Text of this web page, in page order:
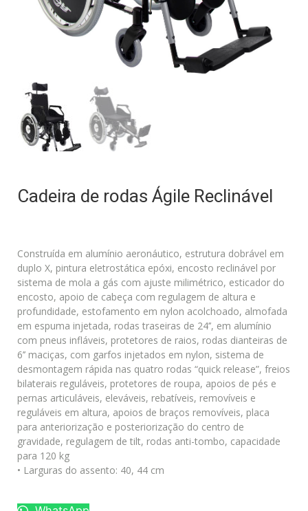
Cadeira de rodas Ágile Reclinável
Construída em alumínio aeronáutico, estrutura dobrável em
duplo X, pintura eletrostática epóxi, encosto reclinável por
sistema de mola a gás com ajuste milimétrico, esticador do
encosto, apoio de cabeça com regulagem de altura e
profundidade, estofamento em nylon acolchoado, almofada
em espuma injetada, rodas traseiras de 24’’, em alumínio
com pneus infláveis, protetores de raios, rodas dianteiras de
6’’ maciças, com garfos injetados em nylon, sistema de
desmontagem rápida nas quatro rodas “quick release”, freios
bilaterais reguláveis, protetores de roupa, apoios de pés e
pernas articuláveis, eleváveis, rebatíveis, removíveis e
reguláveis em altura, apoios de braços removíveis, placa
para anteriorização e posteriorização do centro de
gravidade, regulagem de tilt, rodas anti-tombo, capacidade
para 120 kg
• Larguras do assento: 40, 44 cm